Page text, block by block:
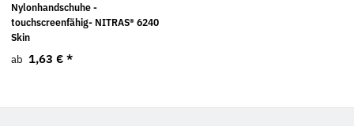
Nylonhandschuhe -
touchscreenfähig- NITRAS® 6240
Skin
ab 1,63 € *